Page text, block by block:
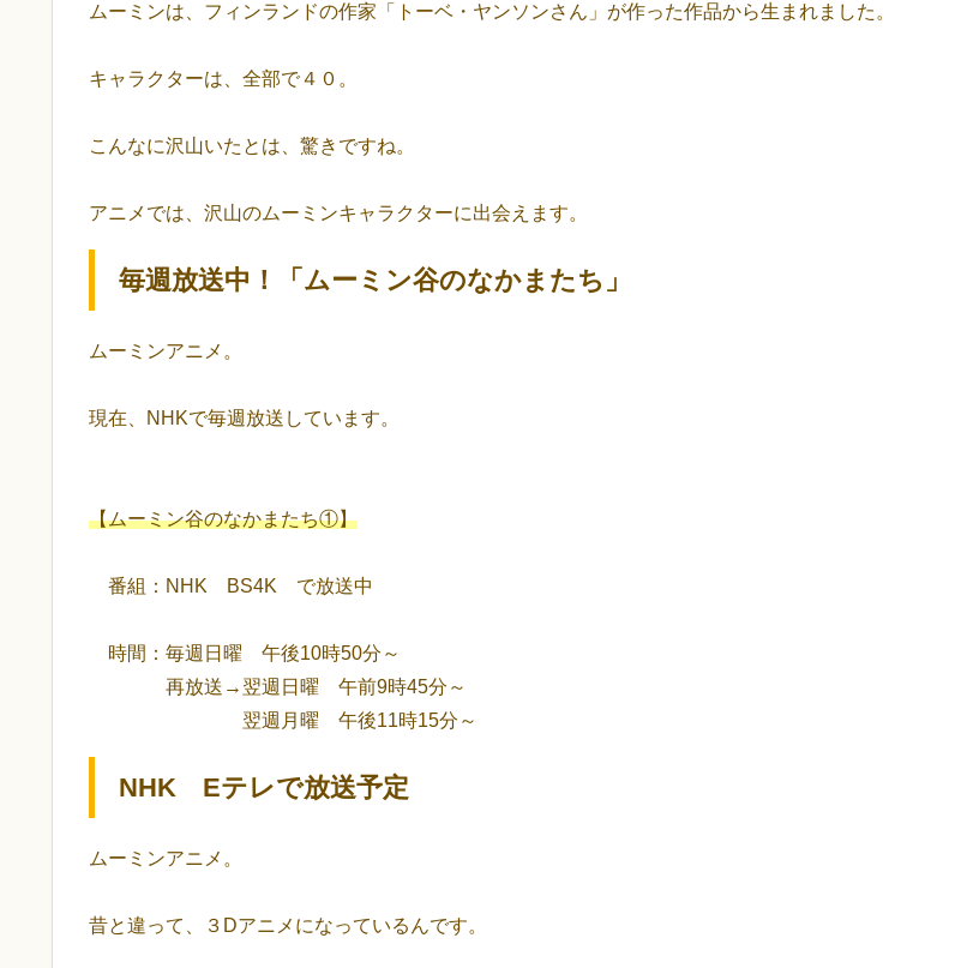
ムーミンは、フィンランドの作家「トーベ・ヤンソンさん」が作った作品から生まれました。
キャラクターは、全部で４０。
こんなに沢山いたとは、驚きですね。
アニメでは、沢山のムーミンキャラクターに出会えます。
毎週放送中！「ムーミン谷のなかまたち」
ムーミンアニメ。
現在、NHKで毎週放送しています。
【ムーミン谷のなかまたち①】
番組：NHK BS4K で放送中
時間：毎週日曜 午後10時50分～
再放送→翌週日曜 午前9時45分～
翌週月曜 午後11時15分～
NHK Eテレで放送予定
ムーミンアニメ。
昔と違って、３Dアニメになっているんです。